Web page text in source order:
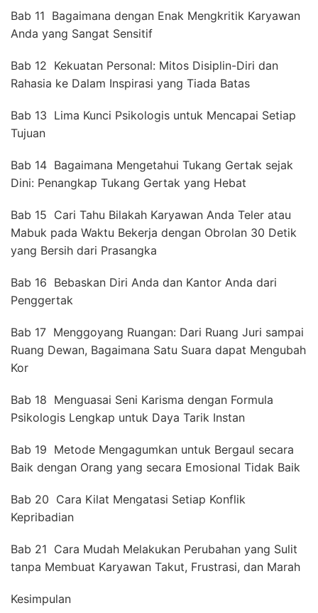
Bab 11 Bagaimana dengan Enak Mengkritik Karyawan
Anda yang Sangat Sensitif
Bab 12 Kekuatan Personal: Mitos Disiplin-Diri dan
Rahasia ke Dalam Inspirasi yang Tiada Batas
Bab 13 Lima Kunci Psikologis untuk Mencapai Setiap
Tujuan
Bab 14 Bagaimana Mengetahui Tukang Gertak sejak
Dini: Penangkap Tukang Gertak yang Hebat
Bab 15 Cari Tahu Bilakah Karyawan Anda Teler atau
Mabuk pada Waktu Bekerja dengan Obrolan 30 Detik
yang Bersih dari Prasangka
Bab 16 Bebaskan Diri Anda dan Kantor Anda dari
Penggertak
Bab 17 Menggoyang Ruangan: Dari Ruang Juri sampai
Ruang Dewan, Bagaimana Satu Suara dapat Mengubah
Kor
Bab 18 Menguasai Seni Karisma dengan Formula
Psikologis Lengkap untuk Daya Tarik Instan
Bab 19 Metode Mengagumkan untuk Bergaul secara
Baik dengan Orang yang secara Emosional Tidak Baik
Bab 20 Cara Kilat Mengatasi Setiap Konflik
Kepribadian
Bab 21 Cara Mudah Melakukan Perubahan yang Sulit
tanpa Membuat Karyawan Takut, Frustrasi, dan Marah
Kesimpulan